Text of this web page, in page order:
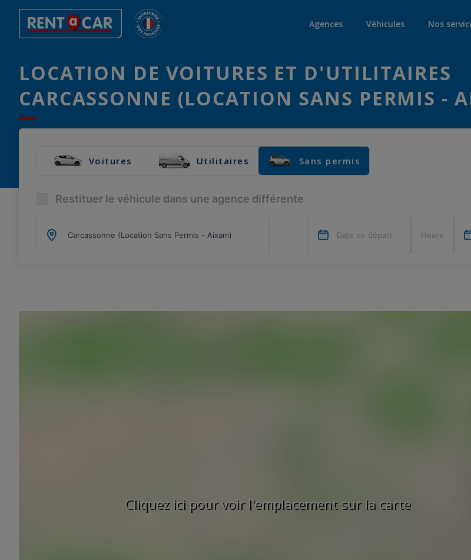
Agences Véhicules Nos
LOCATION DE VOITURES ET D'UTILITAIRES
CARCASSONNE (LOCATION SANS PERMIS -
Voitures Utilitaires Sans permis
Restituer le véhicule dans une agence différente
Cliquez ici pour voir l'emplacement sur la carte